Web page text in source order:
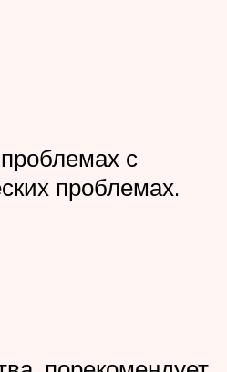
с
проблемах.